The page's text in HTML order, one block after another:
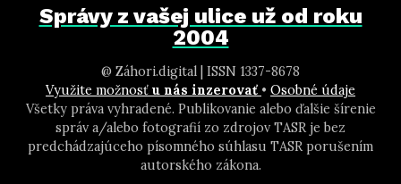
Správy z vašej ulice už od roku
2004
@ Záhori.digital | ISSN 1337-8678
Využite možnosť u nás inzerovať • Osobné údaje
Všetky práva vyhradené. Publikovanie alebo ďalšie šírenie
správ a/alebo fotografií zo zdrojov TASR je bez
predchádzajúceho písomného súhlasu TASR porušením
autorského zákona.